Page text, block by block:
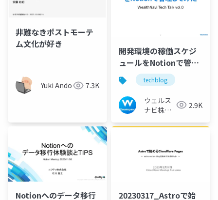
非難なきポストモーテ
ム文化が好き
Yuki Ando 7.3K
開発環境の稼働スケジ
ュールをNotionで管理
してみた
（WealthNavi Tech
Talk vol.0）
techblog
ウェルス
ナビ株式
広報チー
2.9K
Notionへのデータ移行 20230317_Astroで始